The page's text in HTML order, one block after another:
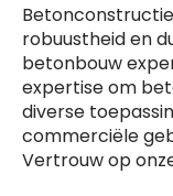
robuustheid en
betonbouw
expertise om
diverse
commerciële
Vertrouw op